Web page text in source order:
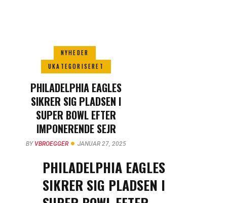
NYHEDER
UKATEGORISERET
PHILADELPHIA EAGLES
SIKRER SIG PLADSEN I
SUPER BOWL EFTER
IMPONERENDE SEJR
BY VBROEGGER JANUAR 27, 2025
PHILADELPHIA EAGLES
SIKRER SIG PLADSEN I